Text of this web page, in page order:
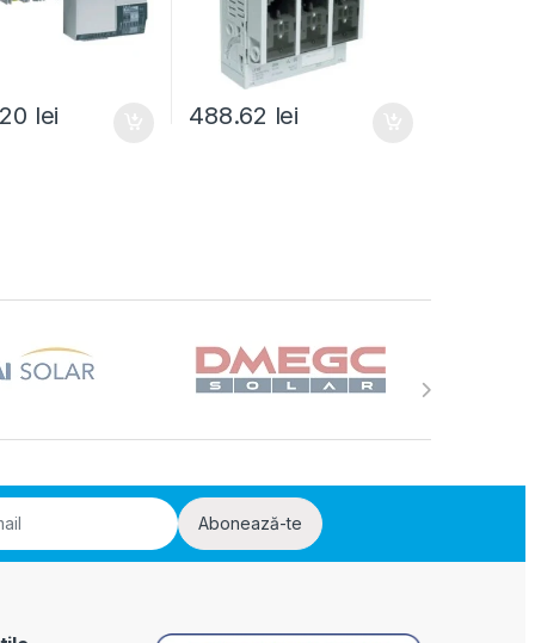
lei 488.62 lei
Abonează-te